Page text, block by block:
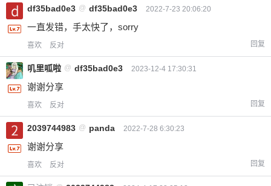
df35bad0e3 @ df35bad0e3 2022-7-23 20:06:20
一直发错，手太快了，sorry
喜欢 反对 回复
叽里呱啦 @ df35bad0e3 2023-12-4 17:30:31
谢谢分享
喜欢 反对 回复
2039744983 @ panda 2022-7-28 6:30:23
谢谢分享
喜欢 反对 回复